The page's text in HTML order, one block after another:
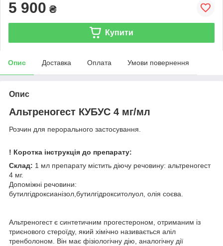
5 900 ₴
Купити
Опис Доставка Оплата Умови повернення
Опис
Альтреногест КУБУС 4 мг/мл
Розчин для перорального застосування.
! Коротка інструкція до препарату:
Склад: 1 мл препарату містить діючу речовину: альтреногест
4 мг.
Допоміжні речовини:
бутилгідроксианізол,бутилгідрокситолуол, олія соєва.
Альтреногест є синтетичним прогестероном, отриманим із
триєнового стероїду, який хімічно називається аліл
тренболоном. Він має фізіологічну дію, аналогічну дії